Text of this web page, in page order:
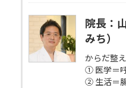
院長：
みち）
からだ整
① 医学＝
② 生活＝